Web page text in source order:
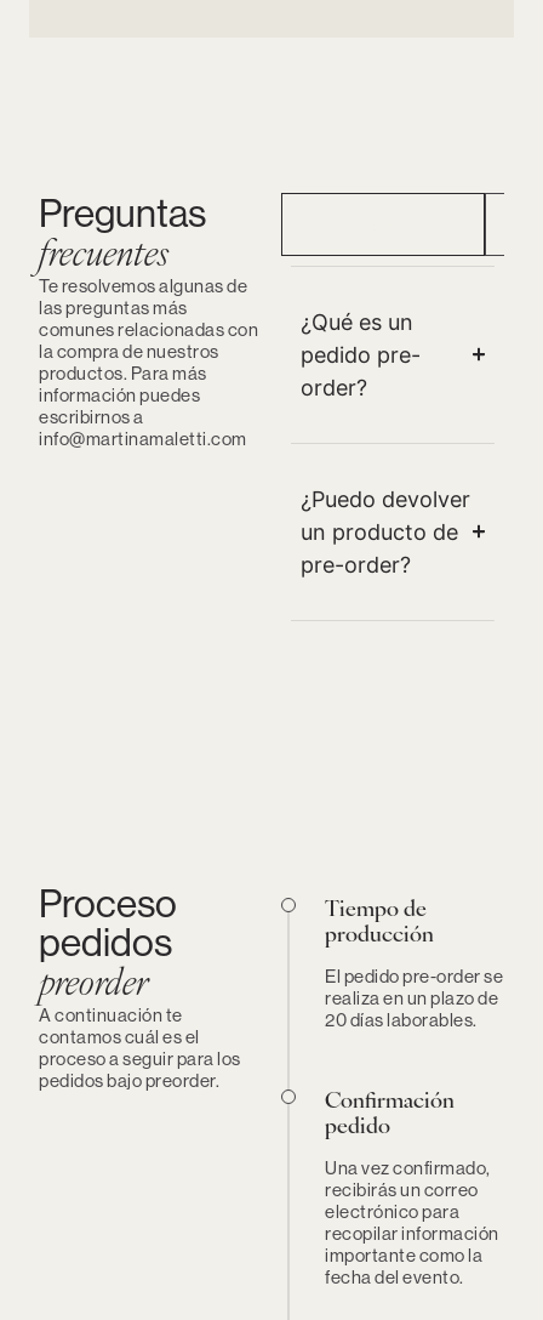
Preguntas
frecuentes
Te resolvemos algunas de
las preguntas más
comunes relacionadas con
la compra de nuestros
productos. Para más
información puedes
escribirnos a
info@martinamaletti.com
¿Qué es un
pedido pre-
order?
¿Puedo devolver
un producto de
pre-order?
Proceso
pedidos
preorder
A continuación te
contamos cuál es el
proceso a seguir para los
pedidos bajo preorder.
Tiempo de
producción
El pedido pre-order se
realiza en un plazo de
20 días laborables.
Confirmación
pedido
Una vez confirmado,
recibirás un correo
electrónico para
recopilar información
importante como la
fecha del evento.